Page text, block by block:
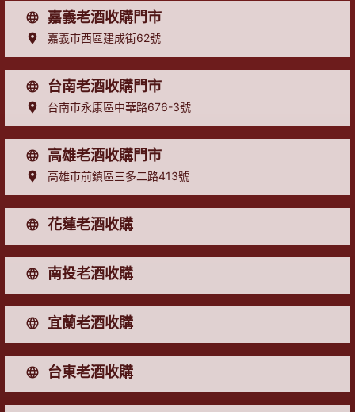
嘉義老酒收購門市
嘉義市西區建成街62號
台南老酒收購門市
台南市永康區中華路676-3號
高雄老酒收購門市
高雄市前鎮區三多二路413號
花蓮老酒收購
南投老酒收購
宜蘭老酒收購
台東老酒收購